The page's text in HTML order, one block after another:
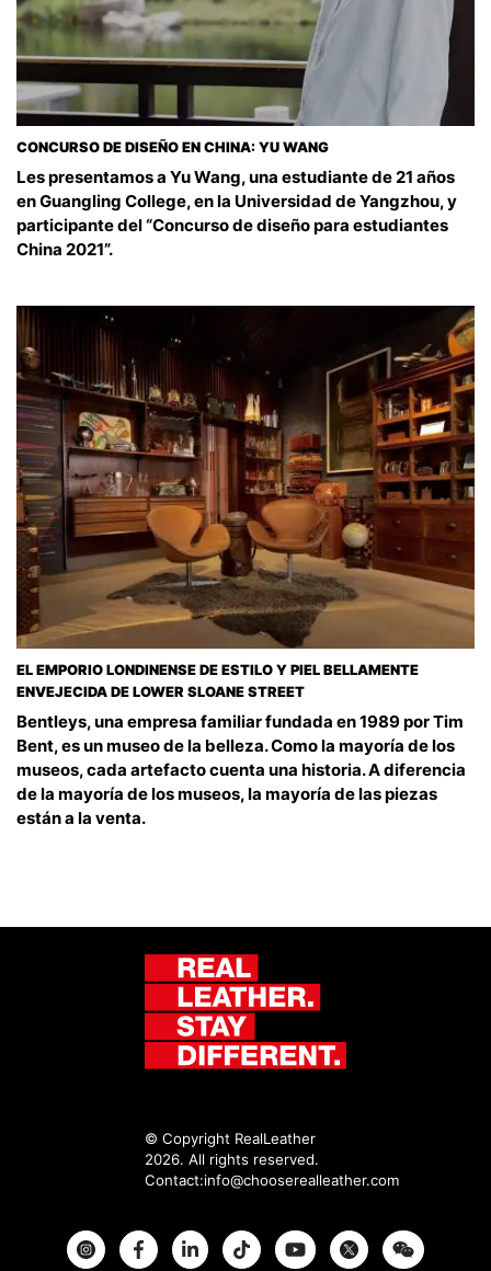
CONCURSO DE DISEÑO EN CHINA: YU WANG
Les presentamos a Yu Wang, una estudiante de 21 años
en Guangling College, en la Universidad de Yangzhou, y
participante del “Concurso de diseño para estudiantes
China 2021”.
EL EMPORIO LONDINENSE DE ESTILO Y PIEL BELLAMENTE
ENVEJECIDA DE LOWER SLOANE STREET
Bentleys, una empresa familiar fundada en 1989 por Tim
Bent, es un museo de la belleza. Como la mayoría de los
museos, cada artefacto cuenta una historia. A diferencia
de la mayoría de los museos, la mayoría de las piezas
están a la venta.
© Copyright RealLeather
2026. All rights reserved.
Contact:info@chooserealleather.com
InstagramFacebook Twitter